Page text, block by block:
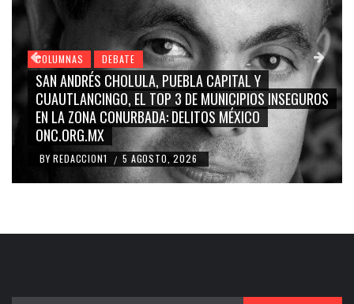
COLUMNAS DEBATE
GRACE PALOMARES, NAY SALVATORI, SERGIO MAYER,
CARMEN SALINAS “LA CORCHOLATA”, CUAUHTÉMOC
BLANCO, SILVIA PINAL: LA TRIVIALIZACIÓN Y
RIDICULIZACIÓN DE LA REPRESENTACIÓN CIUDADANA
BY REDACCION1 / 4 AGOSTO, 2026